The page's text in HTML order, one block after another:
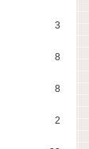
3
8
8
2